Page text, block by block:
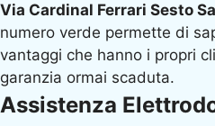
Via Cardinal Ferrari Sesto
numero verde permette di
vantaggi che hanno i propri
garanzia ormai scaduta.
Assistenza